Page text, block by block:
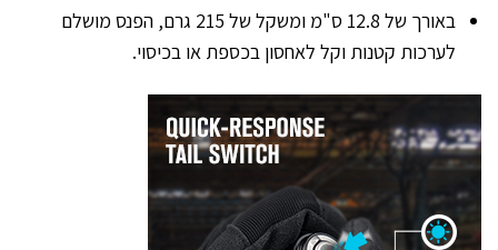
באורך של 12.8 ס"מ ומשקל של 215 גרם, הפנס מושלם
לערכות קטנות וקל לאחסון בכספת או בכיסוי.